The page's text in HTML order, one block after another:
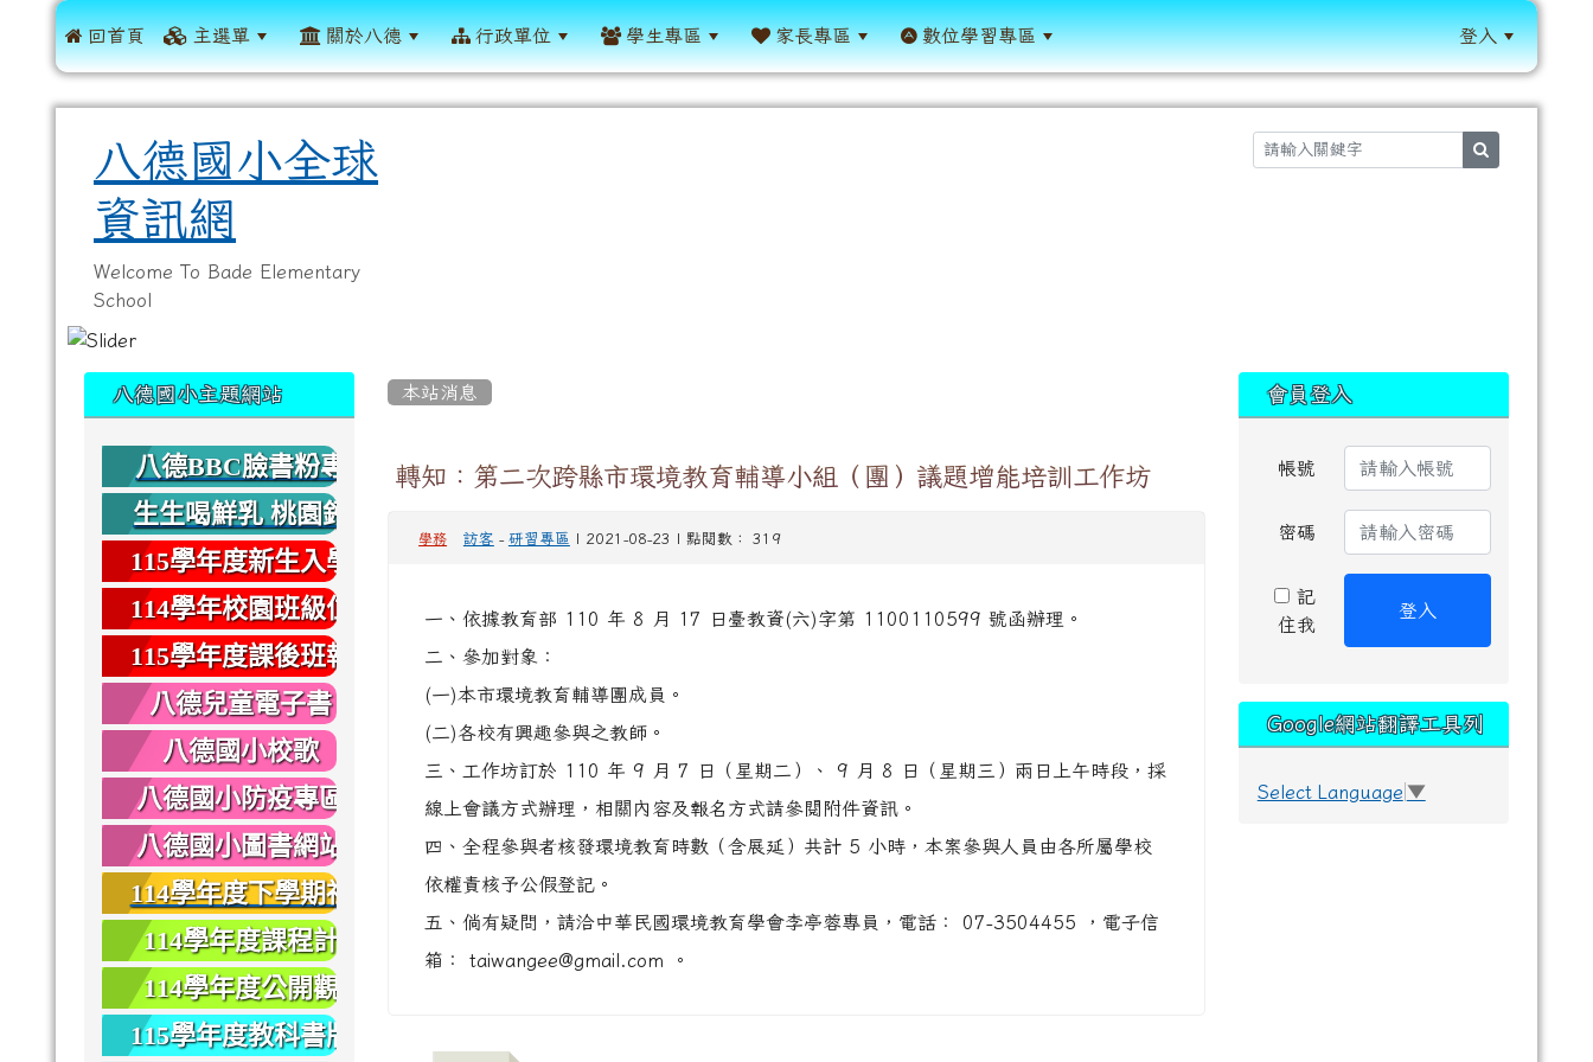
 回首頁 主選單 關於八德 行政單位 學生專區 家長專區 數位學習專區 登入
八德國小全球
資訊網
Welcome To Bade Elementary
School
本站消息
轉知：第二次跨縣市環境教育輔導小組（團）議題增能培訓工作坊
學務 訪客 - 研習專區 | 2021-08-23 | 點閱數： 319
一、依據教育部 110 年 8 月 17 日臺教資(六)字第 1100110599 號函辦理。
二、參加對象：
(一)本市環境教育輔導團成員。
(二)各校有興趣參與之教師。
三、工作坊訂於 110 年 9 月 7 日（星期二）、 9 月 8 日（星期三）兩日上午時段，採
線上會議方式辦理，相關內容及報名方式請參閱附件資訊。
四、全程參與者核發環境教育時數（含展延）共計 5 小時，本案參與人員由各所屬學校
依權責核予公假登記。
五、倘有疑問，請洽中華民國環境教育學會李亭蓉專員，電話： 07-3504455 ，電子信
箱： taiwangee@gmail.com 。
八德國小主題網站
八德BBC臉書粉專
生生喝鮮乳 桃園鈣
健康
115學年度新生入學
專區
114學年校園班級位
置圖
115學年度課後班報
名
八德兒童電子書
八德國小校歌
八德國小防疫專區
八德國小圖書網站
114學年度下學期社
團報名
114學年度課程計
畫
114學年度公開觀
課
115學年度教科書版
會員登入
帳號
密碼
記
住我
登入
Google網站翻譯工具列
Select Language ▼